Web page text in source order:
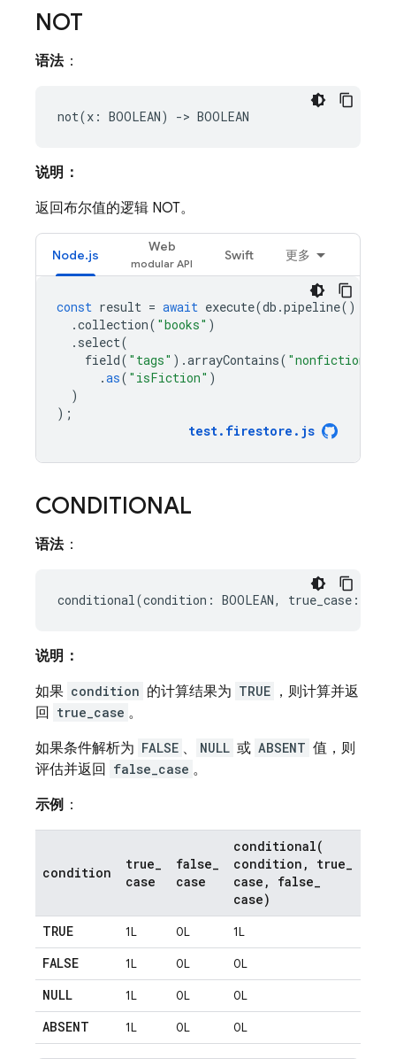
NOT
语法：
说明：
返回布尔值的逻辑 NOT。
Node.js
Web
Swift 更多
const result = await execute(db .pipeline()
.collection( "books" )
. select(
field( "tags" ).arrayContains( "nonfiction"
.as( "isFiction" )
)
);
test. firestore . js
CONDITIONAL
语法：
说明：
如果 condition 的计算结果为 TRUE ，则计算并返
回
true_case 。
如果条件解析为 FALSE 、 NULL 或 ABSENT 值，则
评估并返回
false_case 。
示例 ：
condition
true_
case
false_
case
conditional(
condition , true_
case , false_
case)
TRUE
1L 0L 1L
FALSE 1L 0L 0L
NULL 1L 0L 0L
ABSENT 1L 0L 0L